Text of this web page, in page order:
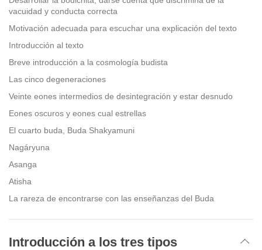
vacuidad y conducta correcta
Motivación adecuada para escuchar una explicación del texto
Introducción al texto
Breve introducción a la cosmología budista
Las cinco degeneraciones
Veinte eones intermedios de desintegración y estar desnudo
Eones oscuros y eones cual estrellas
El cuarto buda, Buda Shakyamuni
Nagáryuna
Asanga
Atisha
La rareza de encontrarse con las enseñanzas del Buda
Introducción a los tres tipos